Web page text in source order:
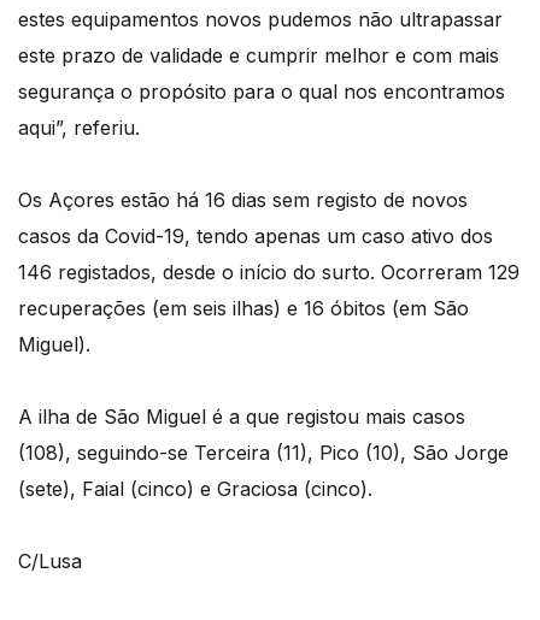
estes equipamentos novos pudemos não ultrapassar
este prazo de validade e cumprir melhor e com mais
segurança o propósito para o qual nos encontramos
aqui”, referiu.
Os Açores estão há 16 dias sem registo de novos
casos da Covid-19, tendo apenas um caso ativo dos
146 registados, desde o início do surto. Ocorreram 129
recuperações (em seis ilhas) e 16 óbitos (em São
Miguel).
A ilha de São Miguel é a que registou mais casos
(108), seguindo-se Terceira (11), Pico (10), São Jorge
(sete), Faial (cinco) e Graciosa (cinco).
C/Lusa